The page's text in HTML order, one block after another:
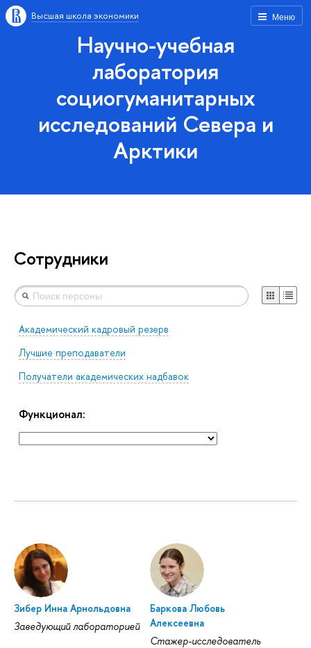
Меню
Высшая школа экономики
Научно-учебная
лаборатория
социогуманитарных
исследований Севера и
Арктики
Сотрудники
Академический кадровый резерв
Лучшие преподаватели
Получатели академических надбавок
Функционал:
Зибер Инна Арнольдовна
Заведующий лабораторией
Баркова Любовь
Алексеевна
Стажер-исследователь